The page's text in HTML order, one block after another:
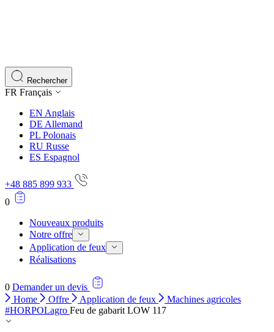
Rechercher
FR Français
EN Anglais
DE Allemand
PL Polonais
RU Russe
ES Espagnol
+48 885 899 933
0
Nouveaux produits
Notre offre
Application de feux
Réalisations
0 Demander un devis
Home
Offre Application de feux
Machines agricoles
#HORPOLagro Feu de gabarit LOW 117
rapportant des informations de manière anonyme.
Les cookies marketing sont utilisés pour suivre les
engageantes pour l'utilisateur individuel et, par
Non classés
Les cookies non classés sont des cookies qui sont en